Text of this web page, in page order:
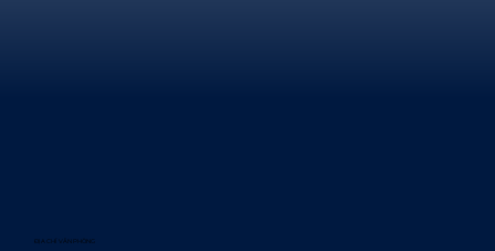
ĐỊA CHỈ VĂN PHÒNG